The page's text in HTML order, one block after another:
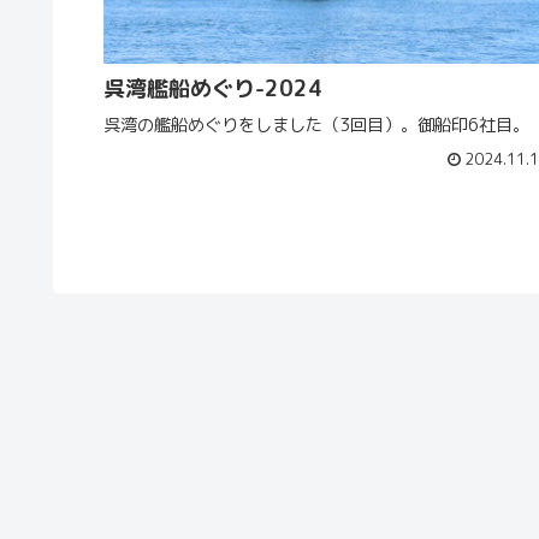
呉湾艦船めぐり-2024
呉湾の艦船めぐりをしました（3回目）。御船印6社目。